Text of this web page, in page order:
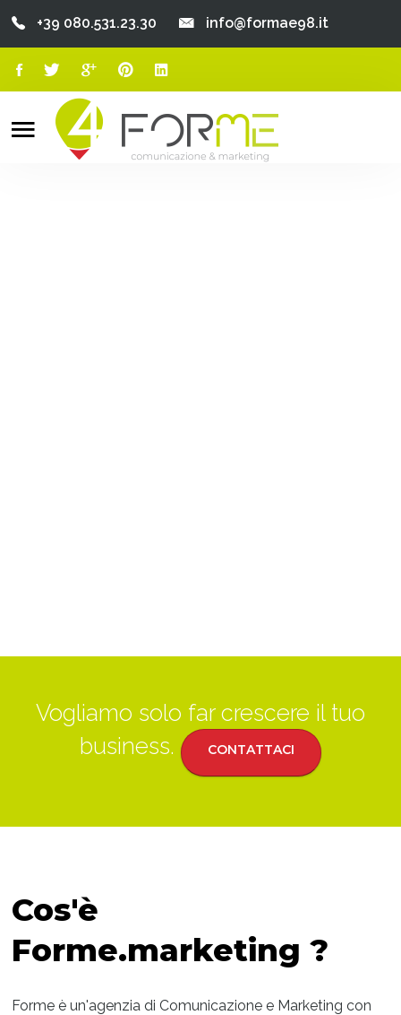
Chi Siamo
+39 080.531.23.30 info@formae98.it
Search
Vogliamo solo far crescere il tuo
business.
CONTATTACI
Cos'è
Forme.marketing ?
Forme è un'agenzia di Comunicazione e Marketing con